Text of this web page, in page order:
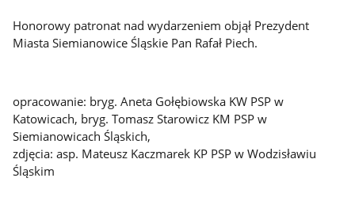
Honorowy patronat nad wydarzeniem objął Prezydent
Miasta Siemianowice Śląskie Pan Rafał Piech.
opracowanie: bryg. Aneta Gołębiowska KW PSP w
Katowicach, bryg. Tomasz Starowicz KM PSP w
Siemianowicach Śląskich,
zdjęcia: asp. Mateusz Kaczmarek KP PSP w Wodzisławiu
Śląskim